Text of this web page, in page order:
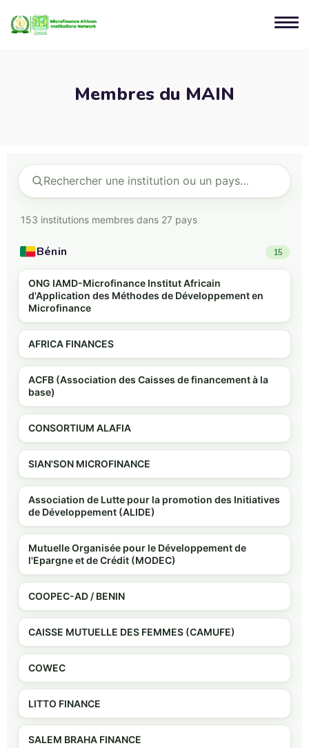
Membres du MAIN
153 institutions membres dans 27 pays
Bénin 15
ONG IAMD-Microfinance Institut Africain
d'Application des Méthodes de Développement en
Microfinance
AFRICA FINANCES
ACFB (Association des Caisses de financement à la
base)
CONSORTIUM ALAFIA
SIAN'SON MICROFINANCE
Association de Lutte pour la promotion des Initiatives
de Développement (ALIDE)
Mutuelle Organisée pour le Développement de
l'Epargne et de Crédit (MODEC)
COOPEC-AD / BENIN
CAISSE MUTUELLE DES FEMMES (CAMUFE)
COWEC
LITTO FINANCE
SALEM BRAHA FINANCE